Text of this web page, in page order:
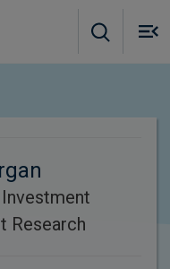
Research